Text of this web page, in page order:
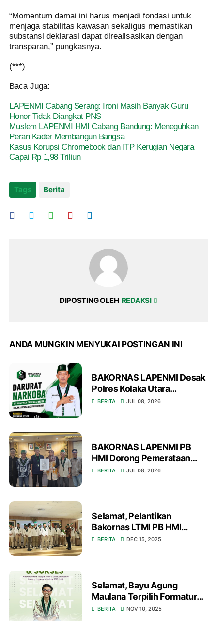
“Momentum damai ini harus menjadi fondasi untuk
menjaga stabilitas kawasan sekaligus memastikan
substansi deklarasi dapat direalisasikan dengan
transparan,” pungkasnya.
(***)
Baca Juga:
LAPENMI Cabang Serang: Ironi Masih Banyak Guru
Honor Tidak Diangkat PNS
Muslem LAPENMI HMI Cabang Bandung: Meneguhkan
Peran Kader Membangun Bangsa
Kasus Korupsi Chromebook dan ITP Kerugian Negara
Capai Rp 1,98 Triliun
Tags Berita
DIPOSTING OLEH REDAKSI
ANDA MUNGKIN MENYUKAI POSTINGAN INI
BAKORNAS LAPENMI Desak
Polres Kolaka Utara
Tetapkan Darurat Narkoba
BERITA JUL 08, 2026
BAKORNAS LAPENMI PB
HMI Dorong Pemerataan
Akses Pendidikan Nasional
BERITA JUL 08, 2026
Selamat, Pelantikan
Bakornas LTMI PB HMI
Periode 2025-2027 di
BERITA DEC 15, 2025
Selamat, Bayu Agung
Maulana Terpilih Formatur
Direktur Eksekutif LAPENMI
BERITA NOV 10, 2025